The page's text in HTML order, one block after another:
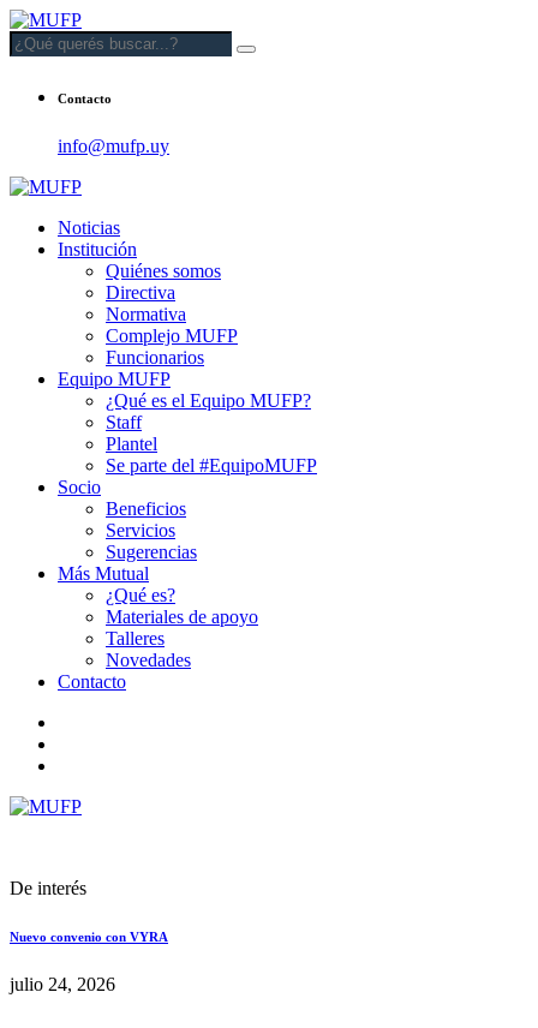
Contacto
info@mufp.uy
Noticias
Institución
Quiénes somos
Directiva
Normativa
Complejo MUFP
Funcionarios
Equipo MUFP
¿Qué es el Equipo MUFP?
Staff
Plantel
Se parte del #EquipoMUFP
Socio
Beneficios
Servicios
Sugerencias
Más Mutual
¿Qué es?
Materiales de apoyo
Talleres
Novedades
Contacto
De interés
Nuevo convenio con VYRA
julio 24, 2026